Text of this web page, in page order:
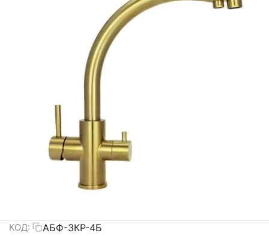
КОД: АБФ-3КР-4Б